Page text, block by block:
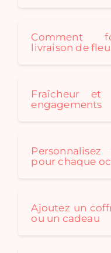
Comment
livraison de
Fraîcheur
engagements
pour chaque
Ajoutez un
ou un cadeau